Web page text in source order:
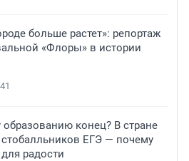
больше растет»: репортаж
«Флоры» в истории
41
конец? В стране
стобалльников ЕГЭ — почему
радости